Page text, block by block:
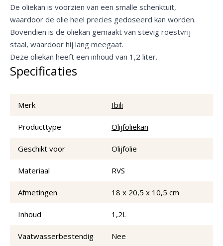
De oliekan is voorzien van een smalle schenktuit,
waardoor de olie heel precies gedoseerd kan worden.
Bovendien is de oliekan gemaakt van stevig roestvrij
staal, waardoor hij lang meegaat.
Deze oliekan heeft een inhoud van 1,2 liter.
Specificaties
Merk Ibili
Producttype Olijfoliekan
Geschikt voor Olijfolie
Materiaal RVS
Afmetingen 18 x 20,5 x 10,5 cm
Inhoud 1,2L
Vaatwasserbestendig Nee